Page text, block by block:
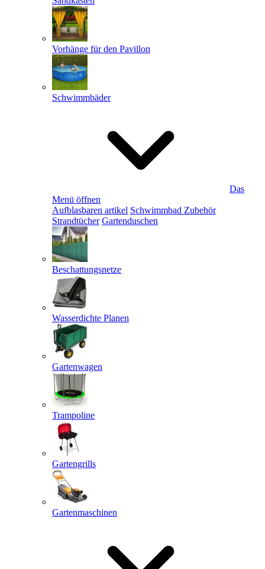
Vorhänge für den Pavillon
Schwimmbäder
Das
Menü öffnen
Aufblasbaren artikel Schwimmbad Zubehör
Strandtücher Gartenduschen
Beschattungsnetze
Wasserdichte Planen
Gartenwagen
Trampoline
Gartengrills
Gartenmaschinen